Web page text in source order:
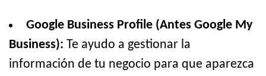
Google Business Profile (Antes Google My
Business): Te ayudo a gestionar la
información de tu negocio para que aparezca